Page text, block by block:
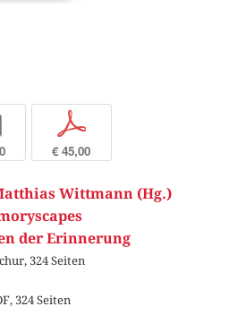
p
€ 45,00
Wittmann (Hg.)
der Erinnerung
324 Seiten
324 Seiten